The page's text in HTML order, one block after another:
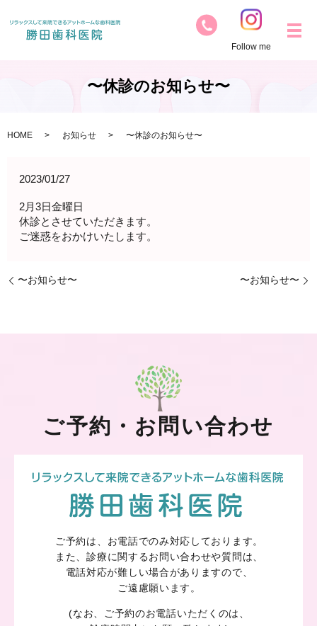
Follow me
〜休診のお知らせ〜
HOME お知らせ 〜休診のお知らせ〜
2023/01/27
2月3日金曜日
休診とさせていただきます。
ご迷惑をおかけいたします。
〜お知らせ〜 〜お知らせ〜
ご予約・お問い合わせ
ご予約は、お電話でのみ対応しております。
また、診療に関するお問い合わせや質問は、
電話対応が難しい場合がありますので、
ご遠慮願います。
(なお、ご予約のお電話いただくのは、